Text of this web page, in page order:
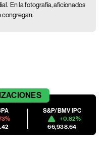
En la fotografía, aficionados
congregan.
S&P/BMV IPC
+0.82%
66,938.64